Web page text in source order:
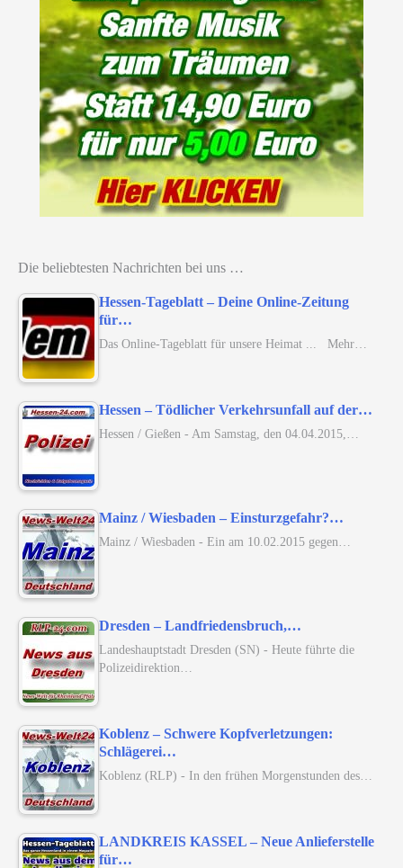
Die beliebtesten Nachrichten bei uns …
Hessen-Tageblatt – Deine Online-Zeitung
für…
Das Online-Tageblatt für unsere Heimat ... Mehr…
Hessen – Tödlicher Verkehrsunfall auf der…
Hessen / Gießen - Am Samstag, den 04.04.2015,…
Mainz / Wiesbaden – Einsturzgefahr?…
Mainz / Wiesbaden - Ein am 10.02.2015 gegen…
Dresden – Landfriedensbruch,…
Landeshauptstadt Dresden (SN) - Heute führte die
Polizeidirektion…
Koblenz – Schwere Kopfverletzungen:
Schlägerei…
Koblenz (RLP) - In den frühen Morgenstunden des…
LANDKREIS KASSEL – Neue Anlieferstelle
für…